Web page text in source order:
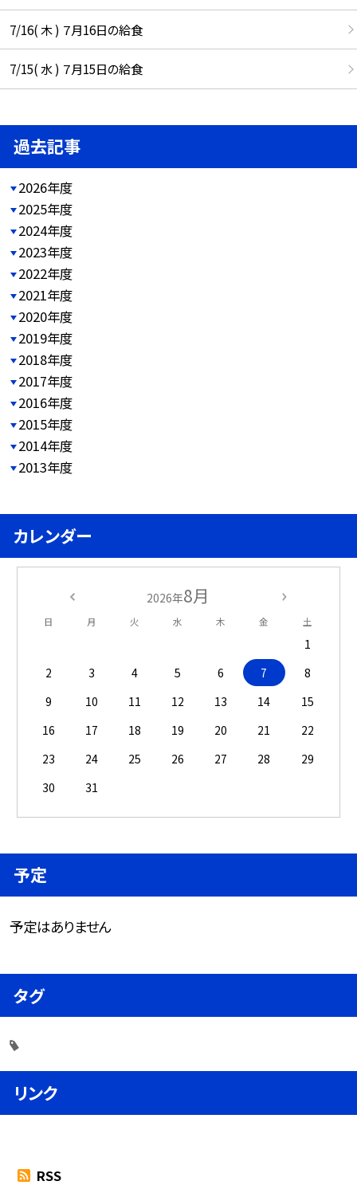
7/16( 木 ) ７月16日の給食
7/15( 水 ) ７月15日の給食
過去記事
2026年度
2025年度
2024年度
2023年度
2022年度
2021年度
2020年度
2019年度
2018年度
2017年度
2016年度
2015年度
2014年度
2013年度
カレンダー
2026年8月
日 月 火 水 木 金 土
1
2
3 4 5 6 7
8
9
10 11 12 13 14
15
16
17 18 19 20 21
22
23
24 25 26 27 28
29
30
31
予定
予定はありません
タグ
リンク
RSS